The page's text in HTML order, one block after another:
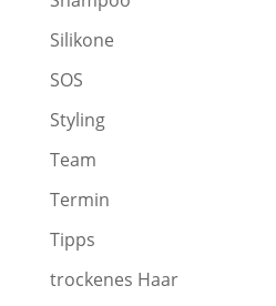
Silikone
SOS
Styling
Team
Termin
Tipps
trockenes Haar